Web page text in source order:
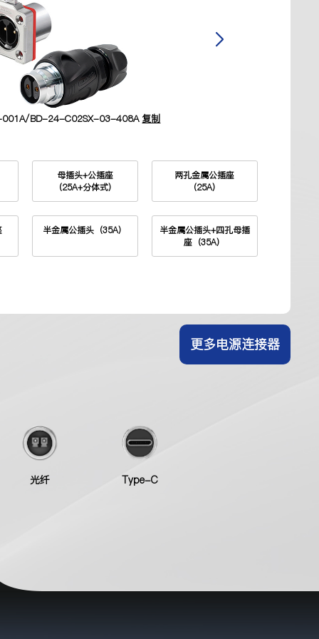
BD-24-C02SX-03-408A 复制
母插头+公插座
（25A+分体式）
两孔金属公插座
（25A）
半金属公插头（35A）
半金属公插头+四孔母插
座（35A）
更多电源连接器
光纤 Type-C